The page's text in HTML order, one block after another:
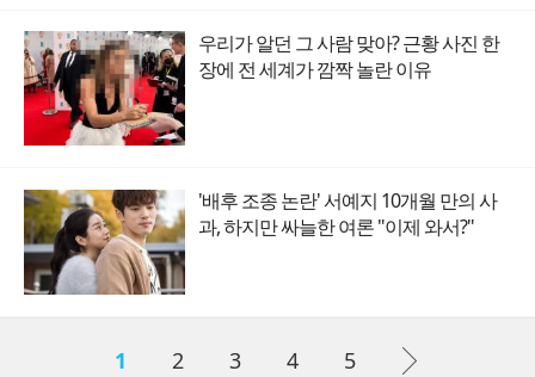
우리가 알던 그 사람 맞아? 근황 사진 한
장에 전 세계가 깜짝 놀란 이유
'배후 조종 논란' 서예지 10개월 만의 사
과, 하지만 싸늘한 여론 "이제 와서?"
1 2 3 4 5